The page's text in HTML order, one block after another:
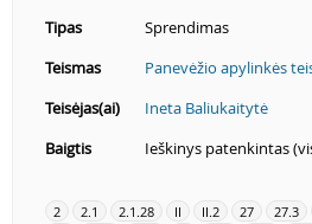
Tipas
Sprendimas
Teismas
Panevėžio apylinkės
Teisėjas(ai)
Ineta Baliukaitytė
Baigtis
Ieškinys patenkintas
2 2.1 2.1.28 II II.2 27 27.3